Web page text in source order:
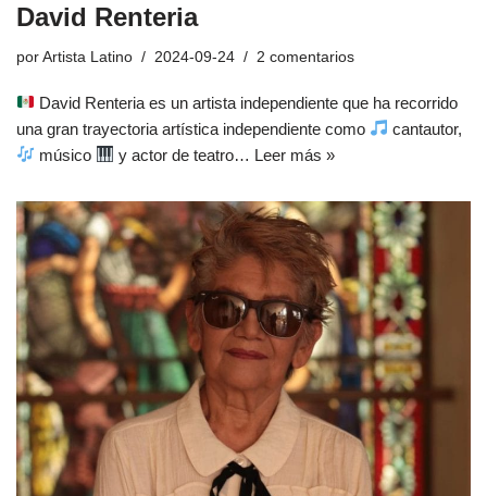
David Renteria
por Artista Latino 2024-09-24 2 comentarios
David Renteria es un artista independiente que ha recorrido
una gran trayectoria artística independiente como
cantautor,
músico
y actor de teatro… Leer más »